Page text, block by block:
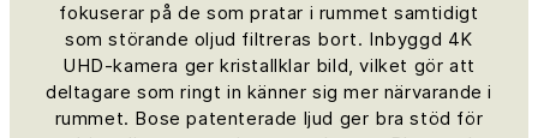
fokuserar på de som pratar i rummet samtidigt
som störande oljud filtreras bort. Inbyggd 4K
UHD-kamera ger kristallklar bild, vilket gör att
deltagare som ringt in känner sig mer närvarande i
rummet. Bose patenterade ljud ger bra stöd för